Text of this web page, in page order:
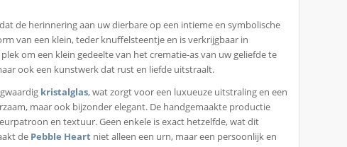
de herinnering aan uw dierbare op een intieme en symbolische
van een klein, teder knuffelsteentje en is verkrijgbaar in
om een klein gedeelte van het crematie-as van uw geliefde te
ook een kunstwerk dat rust en liefde uitstraalt.
kristalglas, wat zorgt voor een luxueuze uitstraling en een
maar ook bijzonder elegant. De handgemaakte productie
en textuur. Geen enkele is exact hetzelfde, wat dit
de Pebble Heart niet alleen een urn, maar een persoonlijk en